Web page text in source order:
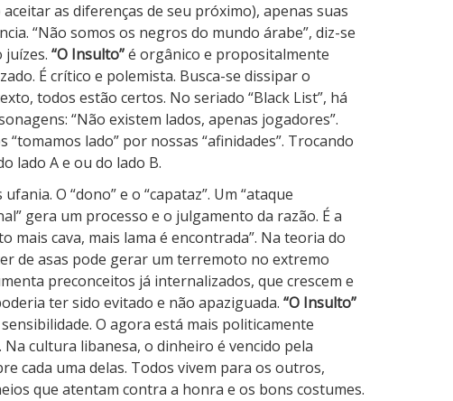
as diferenças de seu próximo), apenas suas
“Não somos os negros do mundo árabe”, diz-se
“O Insulto”é orgânico e propositalmente
É crítico e polemista. Busca-se dissipar o
todos estão certos. No seriado “Black List”, há
“Não existem lados, apenas jogadores”.
lado” por nossas “afinidades”. Trocando
lado A e ou do lado B.
O “dono” e o “capataz”. Um “ataque
gera um processo e o julgamento da razão. É a
mais cava, mais lama é encontrada”. Na teoria do
de asas pode gerar um terremoto no extremo
preconceitos já internalizados, que crescem e
ter sido evitado e não apaziguada. “O Insulto”
O agora está mais politicamente
cultura libanesa, o dinheiro é vencido pela
cada uma delas. Todos vivem para os outros,
que atentam contra a honra e os bons costumes.